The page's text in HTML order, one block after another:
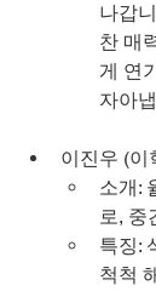
나갑
찬 매
게 연
자아
이진우 (이
소개:
로, 중
특징:
척척